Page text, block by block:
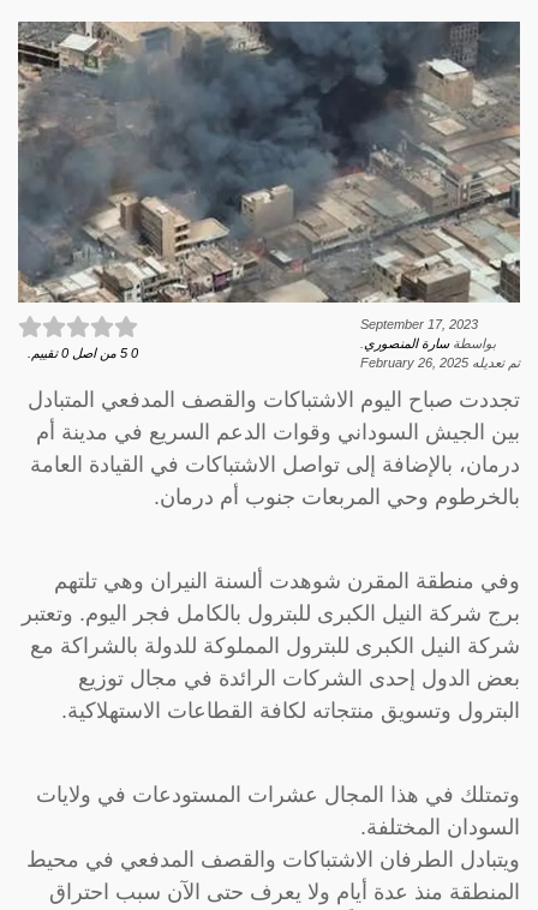
September 17, 2023
بواسطةسارة المنصوري
تم تعديله February 26, 2025
0
5 من اصل 0 تقييم.
تجددت صباح اليوم الاشتباكات والقصف المدفعي المتبادل
بين الجيش السوداني وقوات الدعم السريع في مدينة أم
درمان، بالإضافة إلى تواصل الاشتباكات في القيادة العامة
بالخرطوم وحي المربعات جنوب أم درمان.
وفي منطقة المقرن شوهدت ألسنة النيران وهي تلتهم
برج شركة النيل الكبرى للبترول بالكامل فجر اليوم. وتعتبر
شركة النيل الكبرى للبترول المملوكة للدولة بالشراكة مع
بعض الدول إحدى الشركات الرائدة في مجال توزيع
البترول وتسويق منتجاته لكافة القطاعات الاستهلاكية.
وتمتلك في هذا المجال عشرات المستودعات في ولايات
السودان المختلفة.
ويتبادل الطرفان الاشتباكات والقصف المدفعي في محيط
المنطقة منذ عدة أيام ولا يعرف حتى الآن سبب احتراق